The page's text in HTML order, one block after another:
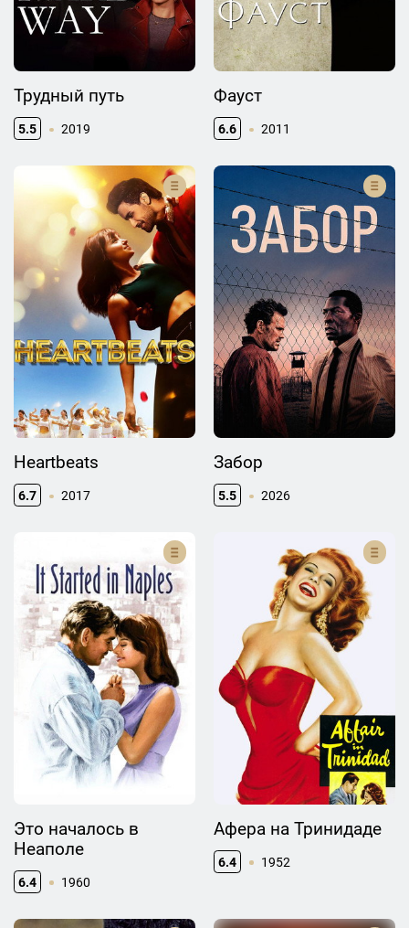
Трудный путь
5.5 2019
Фауст
6.6 2011
Heartbeats
6.7 2017
Забор
5.5 2026
Это началось в
Неаполе
6.4 1960
Афера на Тринидаде
6.4 1952